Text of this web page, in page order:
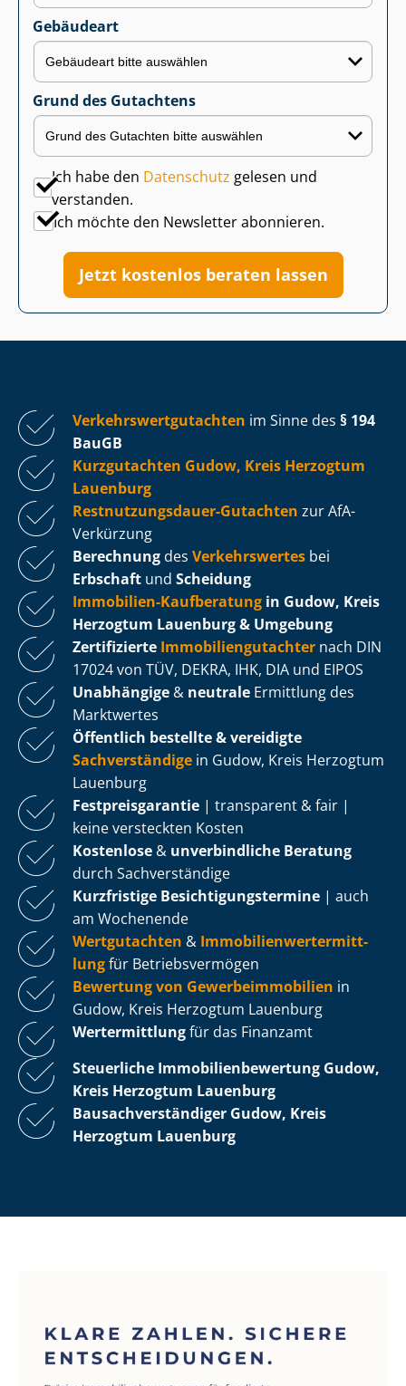
Gebäudeart
Grund des Gutachtens
Ich habe den Datenschutz gelesen und
verstanden.
Ich möchte den Newsletter abonnieren.
Jetzt kostenlos beraten lassen
Ver­kehrs­wert­gut­ach­ten im Sinne des § 194
BauGB
Kurzgutachten Gudow, Kreis Herzogtum
Lauenburg
Rest­nut­zungs­dau­er-Gutachten zur AfA-
Verkürzung
Berechnung des Verkehrswertes bei
Erbschaft und Scheidung
Immobilien-Kaufberatung in Gudow, Kreis
Herzogtum Lauenburg & Umgebung
Zertifizierte Im­mo­bi­li­en­gut­ach­ter nach DIN
17024 von TÜV, DEKRA, IHK, DIA und EIPOS
Unabhängige & neutrale Ermittlung des
Marktwertes
Öffentlich bestellte & vereidigte
Sachverständige in Gudow, Kreis Herzogtum
Lauenburg
Fest­preis­ga­ran­tie | transparent & fair |
keine versteckten Kosten
Kostenlose & unverbindliche Beratung
durch Sachverständige
Kurzfristige Be­sich­ti­gungs­ter­mi­ne | auch
am Wochenende
Wertgutachten & Im­mo­bi­li­en­wert­ermitt­
lungfür Be­triebs­ver­mö­gen
Bewertung von Ge­wer­be­im­mo­bi­li­en in
Gudow, Kreis Herzogtum Lauenburg
Wertermittlungfür das Finanzamt
Steuerliche Im­mo­bi­li­en­be­wer­tung Gudow,
Kreis Herzogtum Lauenburg
Bau­sach­ver­stän­di­ger Gudow, Kreis
Herzogtum Lauenburg